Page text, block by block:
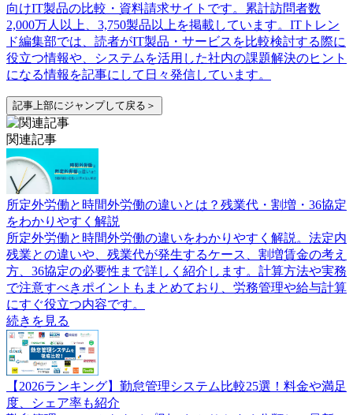
向けIT製品の比較・資料請求サイトです。累計訪問者数
2,000万人以上、3,750製品以上を掲載しています。ITトレン
ド編集部では、読者がIT製品・サービスを比較検討する際に
役立つ情報や、システムを活用した社内の課題解決のヒント
になる情報を記事にして日々発信しています。
記事上部にジャンプして戻る＞
関連記事
所定外労働と時間外労働の違いとは？残業代・割増・36協定
をわかりやすく解説
所定外労働と時間外労働の違いをわかりやすく解説。法定内
残業との違いや、残業代が発生するケース、割増賃金の考え
方、36協定の必要性まで詳しく紹介します。計算方法や実務
で注意すべきポイントもまとめており、労務管理や給与計算
にすぐ役立つ内容です。
続きを見る
【2026ランキング】勤怠管理システム比較25選！料金や満足
度、シェア率も紹介